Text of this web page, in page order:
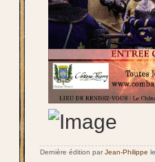
Dernière édition par Jean-Philippe